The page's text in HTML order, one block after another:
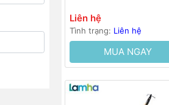
Liên hệ
Tình trạng: Liên hệ
MUA NGAY